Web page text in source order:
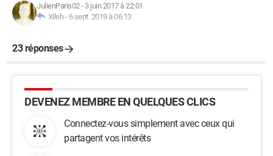
JulienParis02- 3 juin 2017 à 22:01
Xileh- 6 sept. 2019 à 06:13
23 réponses
DEVENEZ MEMBRE EN QUELQUES CLICS
Connectez-vous simplement avec ceux qui
partagent vos intérêts